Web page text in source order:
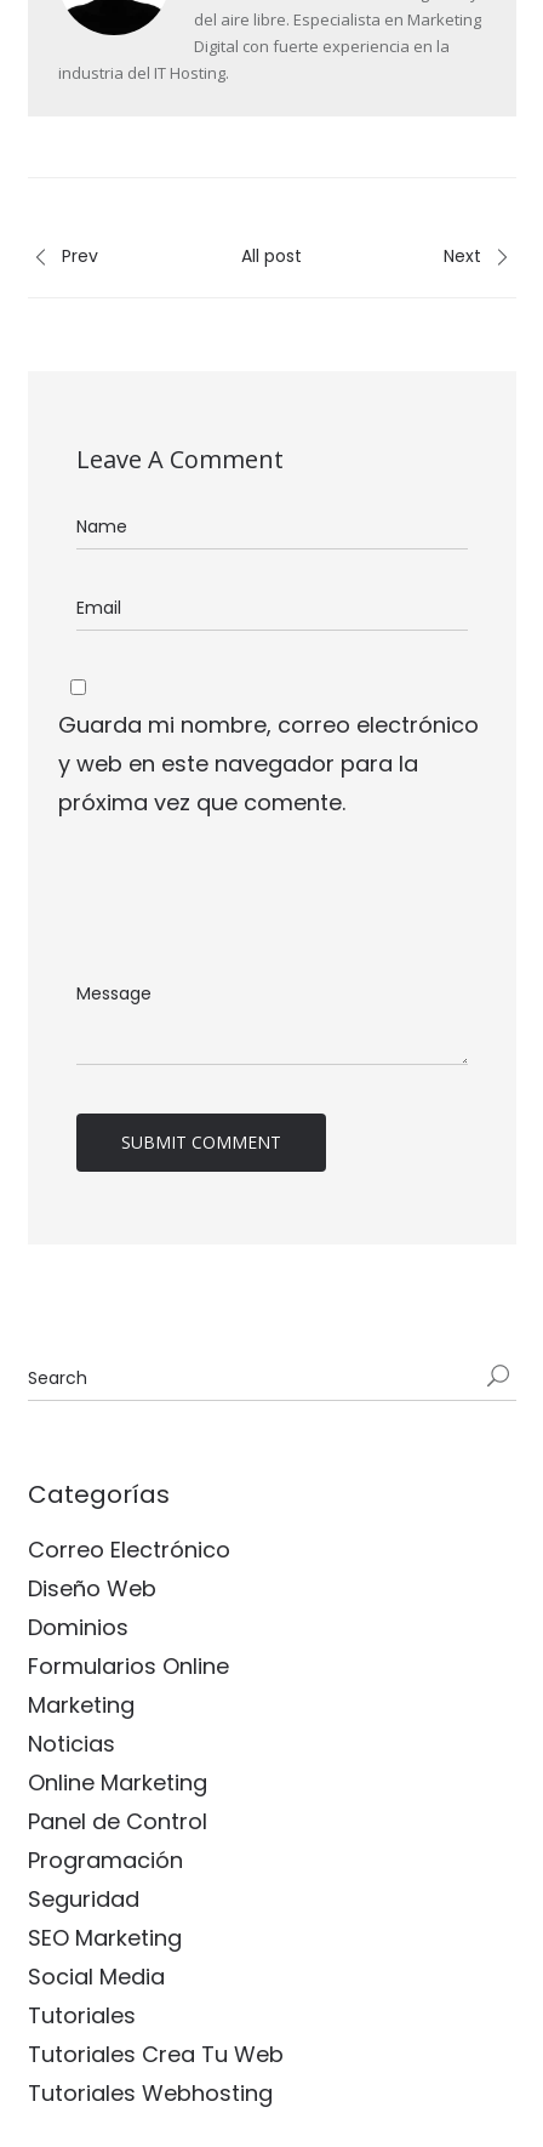
del aire libre. Especialista en Marketing
Digital con fuerte experiencia en la
industria del IT Hosting.
Prev All post Next
Leave A Comment
Guarda mi nombre, correo electrónico
y web en este navegador para la
próxima vez que comente.
Categorías
Correo Electrónico
Diseño Web
Dominios
Formularios Online
Marketing
Noticias
Online Marketing
Panel de Control
Programación
Seguridad
SEO Marketing
Social Media
Tutoriales
Tutoriales Crea Tu Web
Tutoriales Webhosting